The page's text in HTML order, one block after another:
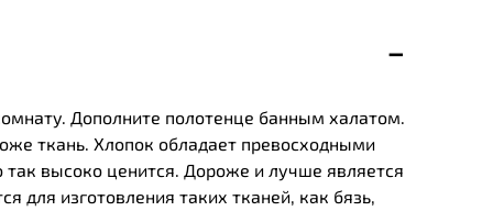
Дополните полотенце банным халатом.
ткань. Хлопок обладает превосходными
высоко ценится. Дороже и лучше является
для изготовления таких тканей, как бязь,